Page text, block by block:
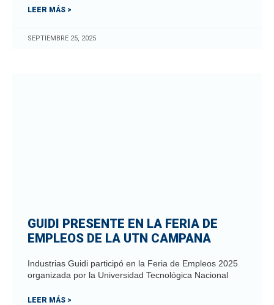
LEER MÁS >
SEPTIEMBRE 25, 2025
GUIDI PRESENTE EN LA FERIA DE
EMPLEOS DE LA UTN CAMPANA
Industrias Guidi participó en la Feria de Empleos 2025
organizada por la Universidad Tecnológica Nacional
LEER MÁS >